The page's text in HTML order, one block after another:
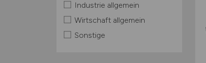
Industrie allgemein
Wirtschaft allgemein
Sonstige